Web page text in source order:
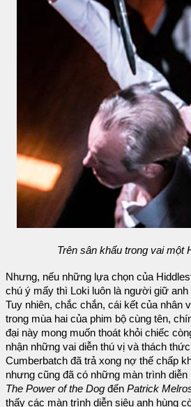
Trên sân khấu trong vai một
Nhưng, nếu những lựa chọn của
chú ý mấy thì Loki luôn là người giữ anh
Tuy nhiên, chắc chắn, cái kết của nhân
trong mùa hai của phim bộ cùng tên,
đại này mong muốn thoát khỏi chiếc
nhận những vai diễn thú vị và thách
Cumberbatch đã trả xong nợ thế chấp
nhưng cũng đã có những màn trình
The Power of the Dog đến Patrick
thấy các màn trình diễn siêu anh hùng